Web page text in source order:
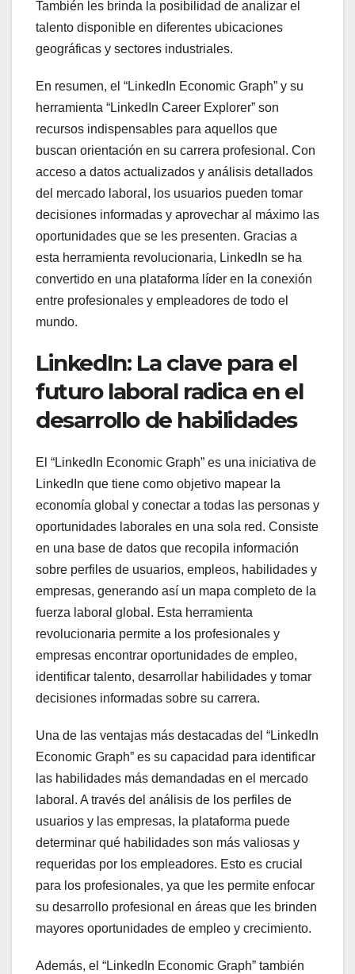
También les brinda la posibilidad de analizar el
talento disponible en diferentes ubicaciones
geográficas y sectores industriales.
En resumen, el “LinkedIn Economic Graph” y su
herramienta “LinkedIn Career Explorer” son
recursos indispensables para aquellos que
buscan orientación en su carrera profesional. Con
acceso a datos actualizados y análisis detallados
del mercado laboral, los usuarios pueden tomar
decisiones informadas y aprovechar al máximo las
oportunidades que se les presenten. Gracias a
esta herramienta revolucionaria, LinkedIn se ha
convertido en una plataforma líder en la conexión
entre profesionales y empleadores de todo el
mundo.
LinkedIn: La clave para el
futuro laboral radica en el
desarrollo de habilidades
El “LinkedIn Economic Graph” es una iniciativa de
LinkedIn que tiene como objetivo mapear la
economía global y conectar a todas las personas y
oportunidades laborales en una sola red. Consiste
en una base de datos que recopila información
sobre perfiles de usuarios, empleos, habilidades y
empresas, generando así un mapa completo de la
fuerza laboral global. Esta herramienta
revolucionaria permite a los profesionales y
empresas encontrar oportunidades de empleo,
identificar talento, desarrollar habilidades y tomar
decisiones informadas sobre su carrera.
Una de las ventajas más destacadas del “LinkedIn
Economic Graph” es su capacidad para identificar
las habilidades más demandadas en el mercado
laboral. A través del análisis de los perfiles de
usuarios y las empresas, la plataforma puede
determinar qué habilidades son más valiosas y
requeridas por los empleadores. Esto es crucial
para los profesionales, ya que les permite enfocar
su desarrollo profesional en áreas que les brinden
mayores oportunidades de empleo y crecimiento.
Además, el “LinkedIn Economic Graph” también